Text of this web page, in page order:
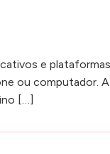
e
ou
[…]